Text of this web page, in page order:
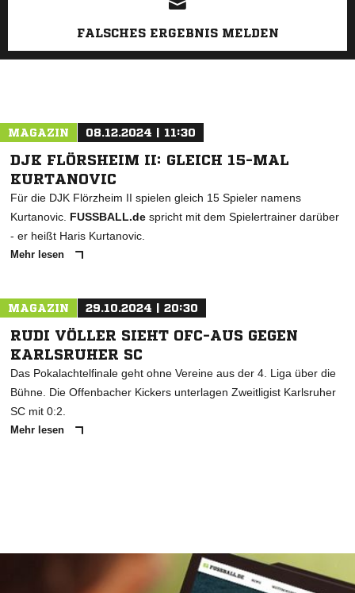
FALSCHES ERGEBNIS MELDEN
MAGAZIN 08.12.2024 | 11:30
DJK FLÖRSHEIM II: GLEICH 15-MAL
KURTANOVIC
Für die DJK Flörzheim II spielen gleich 15 Spieler namens
Kurtanovic. FUSSBALL.de spricht mit dem Spielertrainer darüber
- er heißt Haris Kurtanovic.
Mehr lesen
MAGAZIN 29.10.2024 | 20:30
RUDI VÖLLER SIEHT OFC-AUS GEGEN
KARLSRUHER SC
Das Pokalachtelfinale geht ohne Vereine aus der 4. Liga über die
Bühne. Die Offenbacher Kickers unterlagen Zweitligist Karlsruher
SC mit 0:2.
Mehr lesen